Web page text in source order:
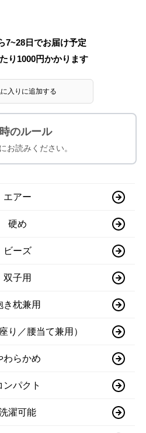
7~28日でお届け予定
り 1000円かかります
入りに追加する
のルール
お読みください。
エアー
硬め
ビーズ
双子用
き枕兼用
り／腰当て兼用）
わらかめ
ンパクト
濯可能